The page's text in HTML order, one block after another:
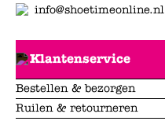
info@shoetimeonline.nl
Klantenservice
Bestellen & bezorgen
Ruilen & retourneren